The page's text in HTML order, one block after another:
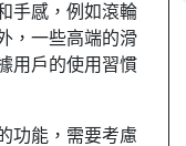
手感，例如滾輪
，一些高端的滑
用戶的使用習慣
功能，需要考慮